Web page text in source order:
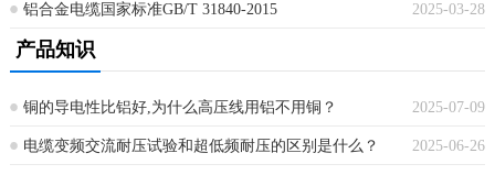
2025-03-28
铝合金电缆国家标准GB/T 31840-2015
产品知识
2025-07-09
铜的导电性比铝好,为什么高压线用铝不用铜？
2025-06-26
电缆变频交流耐压试验和超低频耐压的区别是什么？